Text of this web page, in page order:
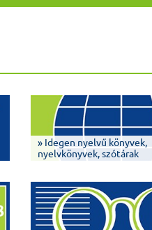
» Idegen nyelvű könyvek,
nyelvkönyvek, szótárak